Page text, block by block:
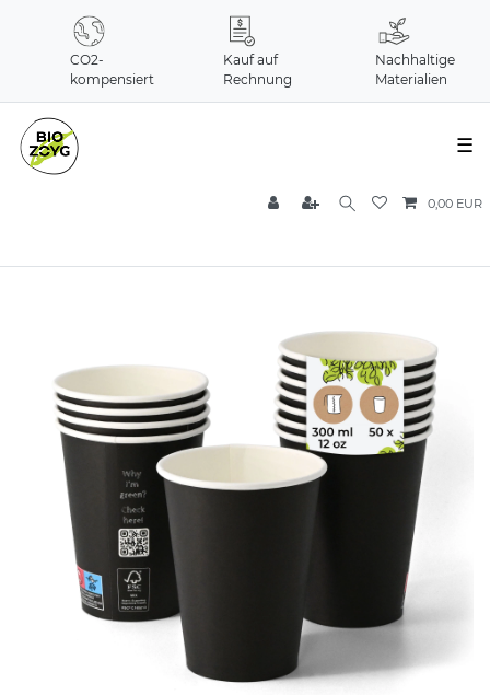
CO2-
kompensiert
Kauf auf
Rechnung
Nachhaltige
Materialien
☰
0,00 EUR